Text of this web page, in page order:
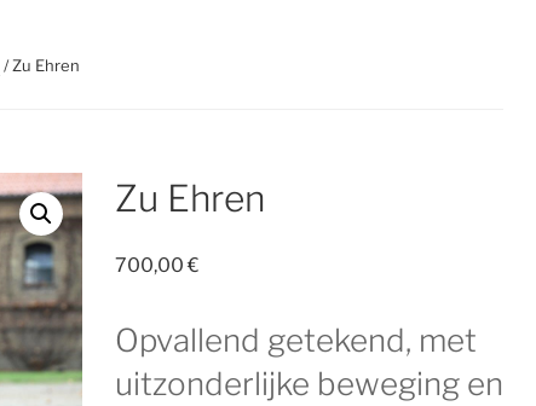
/ Zu Ehren
Zu Ehren
700,00€
Opvallend getekend, met
uitzonderlijke beweging en